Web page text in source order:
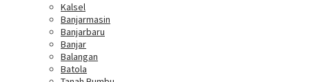
Kalsel
Banjarmasin
Banjarbaru
Banjar
Balangan
Batola